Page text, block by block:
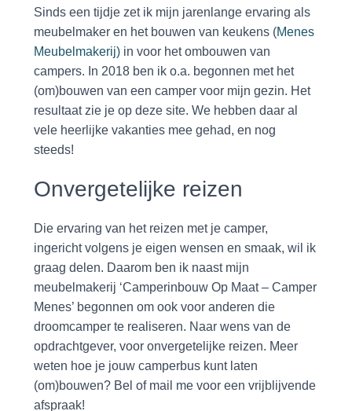
Sinds een tijdje zet ik mijn jarenlange ervaring als
meubelmaker en het bouwen van keukens (Menes
Meubelmakerij) in voor het ombouwen van
campers. In 2018 ben ik o.a. begonnen met het
(om)bouwen van een camper voor mijn gezin. Het
resultaat zie je op deze site. We hebben daar al
vele heerlijke vakanties mee gehad, en nog
steeds!
Onvergetelijke reizen
Die ervaring van het reizen met je camper,
ingericht volgens je eigen wensen en smaak, wil ik
graag delen. Daarom ben ik naast mijn
meubelmakerij ‘Camperinbouw Op Maat – Camper
Menes’ begonnen om ook voor anderen die
droomcamper te realiseren. Naar wens van de
opdrachtgever, voor onvergetelijke reizen. Meer
weten hoe je jouw camperbus kunt laten
(om)bouwen? Bel of mail me voor een vrijblijvende
afspraak!